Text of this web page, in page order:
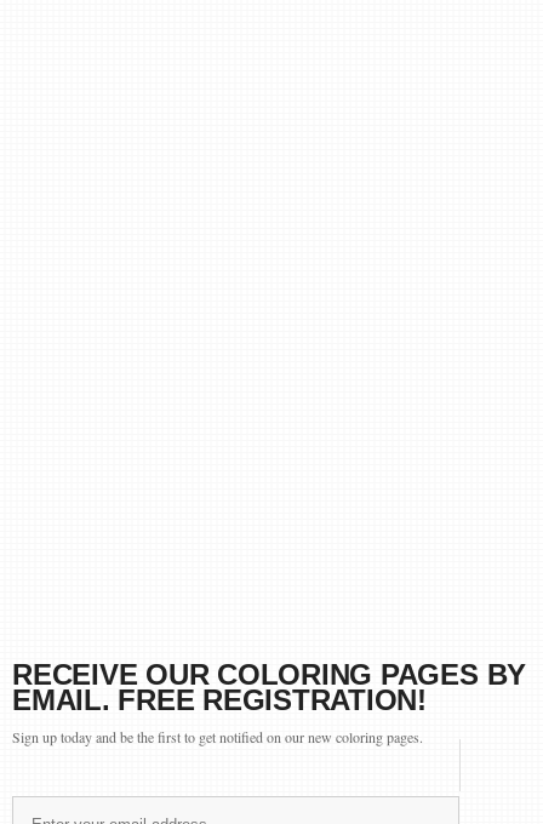
RECEIVE OUR COLORING PAGES BY
EMAIL. FREE REGISTRATION!
Sign up today and be the first to get notified on our new coloring pages.